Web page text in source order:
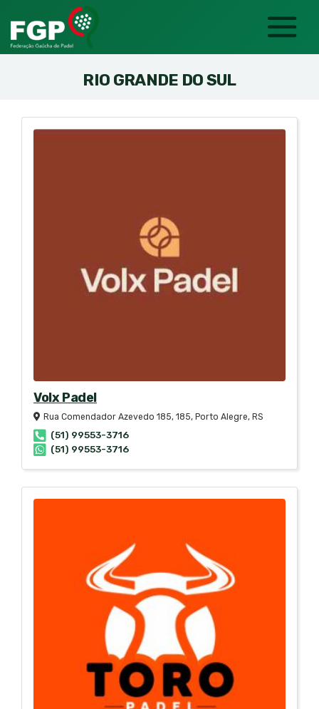
RIO GRANDE DO SUL
Volx Padel
Rua Comendador Azevedo 185, 185, Porto Alegre, RS
(51) 99553-3716
(51) 99553-3716